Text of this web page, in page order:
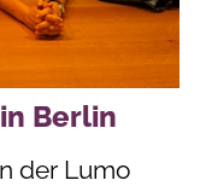
Berlin
der Lumo